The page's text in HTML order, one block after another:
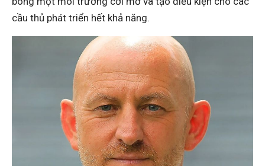
cầu thủ phát triển hết khả năng.